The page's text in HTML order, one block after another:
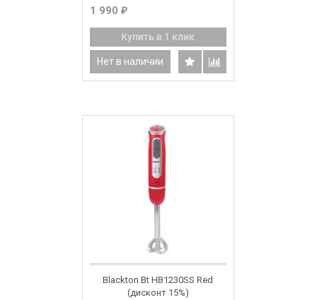
1 990 ₽
Купить в 1 клик
Нет в наличии
Blackton Bt HB1230SS Red
(дисконт 15%)